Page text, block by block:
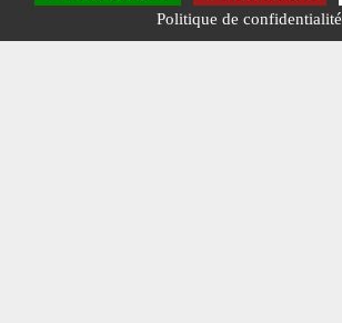
#OPEX
Politique de confidentialité